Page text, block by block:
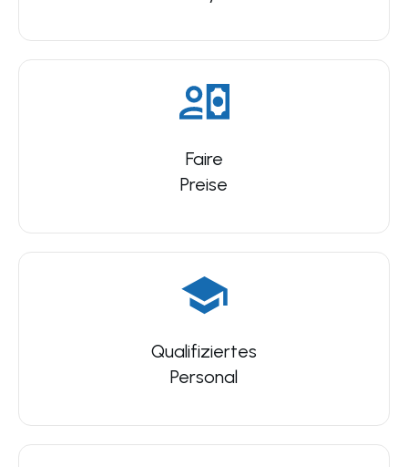
Faire
Preise
Qualifiziertes
Personal